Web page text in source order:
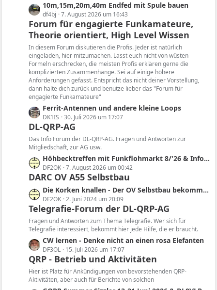
L
e
t
z
t
e
B
e
i
t
r
ä
g
e
10m,15m,20m,40m Endfed mit Spule bauen
df4bj 7. August 2026 um 16:43
Forum für engagierte Funkamateure,
Theorie orientiert, High Level Wissen
In diesem Forum diskutieren die Profis. Jeder ist natürlich
eingeladen, hier mitzumachen. Lasst euch nicht von wüsten
Formeln erschrecken, die meisten Profis erklären gerne die
komplizierten Zusammenhänge. Sei auf einige höhere
Anforderungen gefasst. Entspricht das nicht deiner Vorstellung,
dann halte dich zurück und benutze lieber das "Forum für
engagierte Funkamateure"
L
e
t
z
t
e
B
e
t
r
ä
g
e
Ferrit-Antennen und andere kleine Loops
DK1IS 30. Juli 2026 um 17:07
DL-QRP-AG
Das Info Forum der DL-QRP-AG. Fragen und Antworten zur
Mitgliedschaft, zur AG usw.
L
e
t
z
t
e
B
e
t
r
ä
g
e
Höhbecktreffen mit Funkflohmarkt 8/'26 & Infos zur Region, Sendertechnik, Historie, SDR
DF2OK 7. August 2026 um 00:42
DARC OV A55 Selbstbau
L
e
t
z
t
e
B
e
i
t
Die Korken knallen - Der OV Selbstbau bekommt im QRP-Forum einen eigenen Bereich
DF2OK 2. Juni 2024 um 20:09
Telegrafie-Forum der DL-QRP-AG
Fragen und Antworten zum Thema Telegrafie. Wer sich für
Telegrafie interessiert, bekommt hier jede Hilfe, die er braucht.
L
e
t
z
t
CW lernen - Denke nicht an einen rosa Elefanten
DF3OL 15. Juli 2026 um 17:07
QRP - Betrieb und Aktivitäten
Hier ist Platz für Ankündigungen von bevorstehenden QRP-
Aktivitäten, aber auch für Berichte von solchen